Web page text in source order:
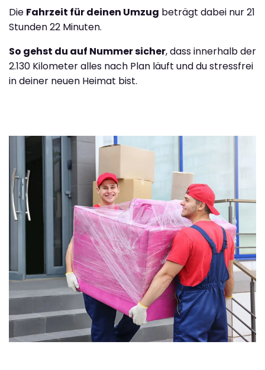
Die Fahrzeit für deinen Umzug beträgt dabei nur 21
Stunden 22 Minuten.
So gehst du auf Nummer sicher, dass innerhalb der
2.130 Kilometer alles nach Plan läuft und du stressfrei
in deiner neuen Heimat bist.